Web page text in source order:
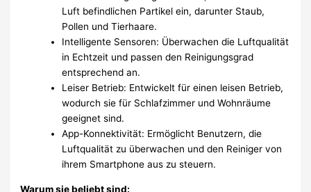
Luft befindlichen Partikel ein, darunter Staub,
Pollen und Tierhaare.
Intelligente Sensoren: Überwachen die Luftqualität
in Echtzeit und passen den Reinigungsgrad
entsprechend an.
Leiser Betrieb: Entwickelt für einen leisen Betrieb,
wodurch sie für Schlafzimmer und Wohnräume
geeignet sind.
App-Konnektivität: Ermöglicht Benutzern, die
Luftqualität zu überwachen und den Reiniger von
ihrem Smartphone aus zu steuern.
Warum sie beliebt sind: